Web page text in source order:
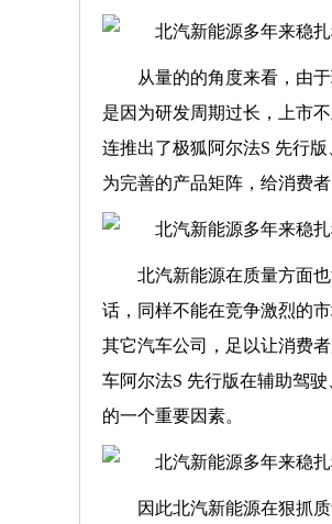
从量的的角度来看，由
是因为研发周期过长，上市
连推出了极狐阿尔法S 先行
为完善的产品矩阵，给消费
北汽新能源在质量方面
话，同样不能在竞争激烈的
其它汽车公司，足以让消费
车阿尔法S 先行版在辅助驾
的一个重要因素。
因此北汽新能源在狠抓